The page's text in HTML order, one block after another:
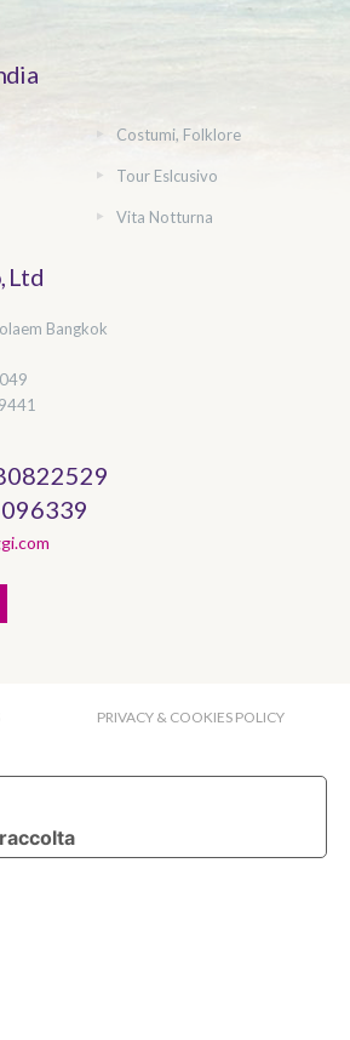
Costumi, Folklore
Tour Eslcusivo
Vita Notturna
Ltd
Bangkok
PRIVACY & COOKIES POLICY
relative alla privacy